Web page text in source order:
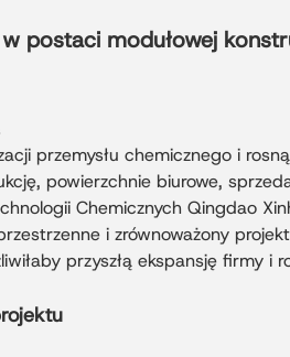
postaci modułowej
przemysłu chemicznego i
powierzchnie biurowe,
Chemicznych Qingdao
i zrównoważony
przyszłą ekspansję firmy i